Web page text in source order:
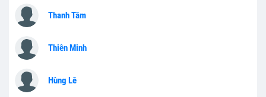
Thanh Tâm
Thiên Minh
Hùng Lê